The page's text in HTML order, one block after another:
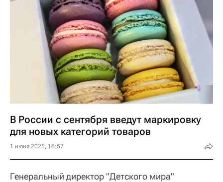
В России с сентября введут маркировку
для новых категорий товаров
1 июня 2025, 16:57
Генеральный директор "Детского мира"